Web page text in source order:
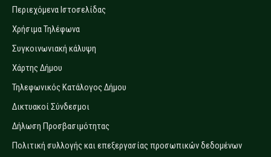
Περιεχόμενα Ιστοσελίδας
Χρήσιμα Τηλέφωνα
Συγκοινωνιακή κάλυψη
Χάρτης Δήμου
Τηλεφωνικός Κατάλογος Δήμου
Δικτυακοί Σύνδεσμοι
Δήλωση Προσβασιμότητας
Πολιτική συλλογής και επεξεργασίας προσωπικών δεδομένων